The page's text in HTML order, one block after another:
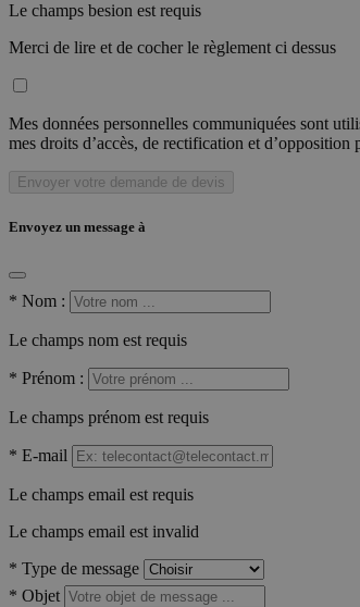
Le champs besion est requis
Merci de lire et de cocher le règlement ci dessus
Mes données personnelles communiquées sont
mes droits d’accès, de rectification et
Envoyer votre demande de devis
Envoyez un message à
* Nom :
Le champs nom est requis
* Prénom :
Le champs prénom est requis
* E-mail
Le champs email est requis
Le champs email est invalid
* Type de message
* Objet